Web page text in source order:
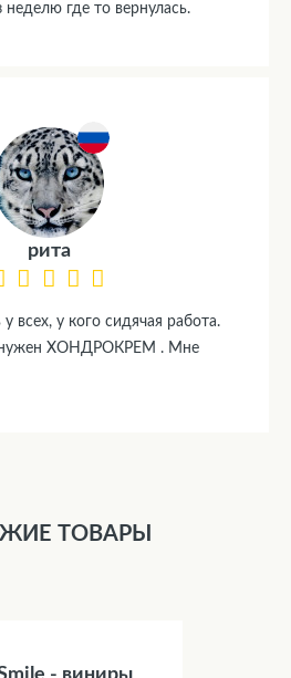
неделю где то вернулась.
рита
всех, у кого сидячая работа.
нужен ХОНДРОКРЕМ . Мне
ТОВАРЫ